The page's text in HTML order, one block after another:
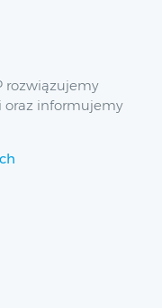
rozwiązujemy
oraz informujemy